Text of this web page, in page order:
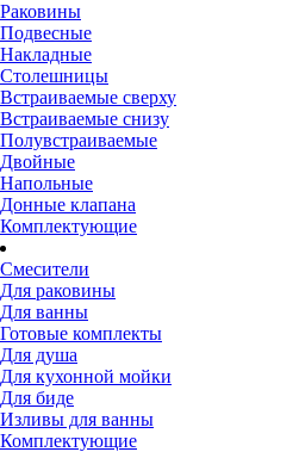
Раковины
Подвесные
Накладные
Столешницы
Встраиваемые сверху
Встраиваемые снизу
Полувстраиваемые
Двойные
Напольные
Донные клапана
Комплектующие
Смесители
Для раковины
Для ванны
Готовые комплекты
Для душа
Для кухонной мойки
Для биде
Изливы для ванны
Комплектующие